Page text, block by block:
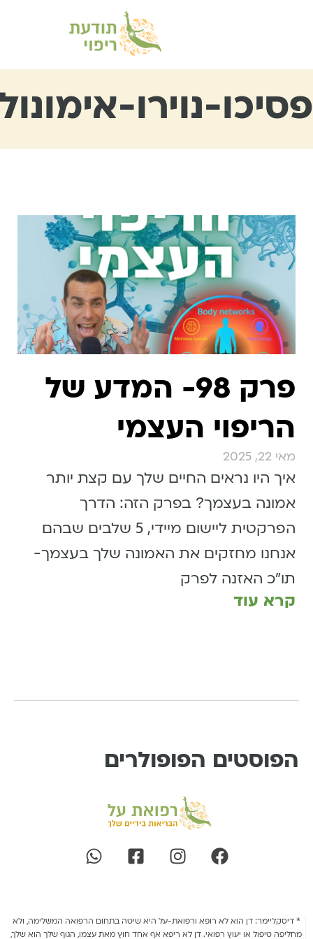
נוירו-אימונולוגיה
פרק 98- המדע של
העצמי
נראים החיים שלך עם קצת יותר
בפרק הזה: הדרך
הפרקטית ליישום מיידי, 5 שלבים שבהם
את האמונה שלך בעצמך-
לפרק
הפופולרים
הוא לא רופא ורפואת-על היא שיטה בתחום הרפואה המשלימה, ולא
יעוץ רפואי. דן לא ריפא אף אחד חוץ מאת עצמו, הגוף שלך הוא שלך,